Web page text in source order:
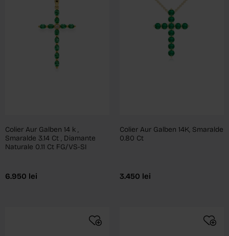
Colier Aur Galben 14 k ,
Smaralde 3.14 Ct , Diamante
Naturale 0.11 Ct FG/VS-SI
6.950 lei
Colier Aur Galben 14K, Smaralde
0.80 Ct
3.450 lei